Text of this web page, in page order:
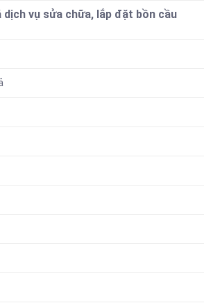
vụ sửa chữa, lắp đặt bồn cầu